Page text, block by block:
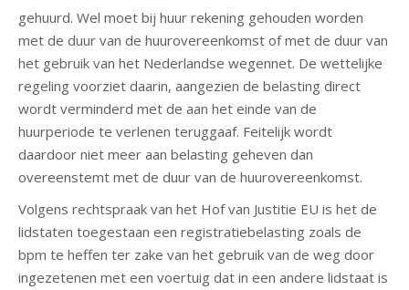
gehuurd. Wel moet bij huur rekening gehouden worden
met de duur van de huurovereenkomst of met de duur van
het gebruik van het Nederlandse wegennet. De wettelijke
regeling voorziet daarin, aangezien de belasting direct
wordt verminderd met de aan het einde van de
huurperiode te verlenen teruggaaf. Feitelijk wordt
daardoor niet meer aan belasting geheven dan
overeenstemt met de duur van de huurovereenkomst.
Volgens rechtspraak van het Hof van Justitie EU is het de
lidstaten toegestaan een registratiebelasting zoals de
bpm te heffen ter zake van het gebruik van de weg door
ingezetenen met een voertuig dat in een andere lidstaat is